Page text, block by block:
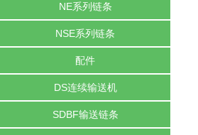
NE系列链条
NSE系列链条
配件
DS连续输送机
SDBF输送链条